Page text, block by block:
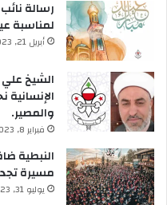
رسالة
لمناسبة
أبريل 21, 2023
الشيخ
والمصير.
فبراير 8, 2023
النبطية
مسيرة
يوليو 31, 2023